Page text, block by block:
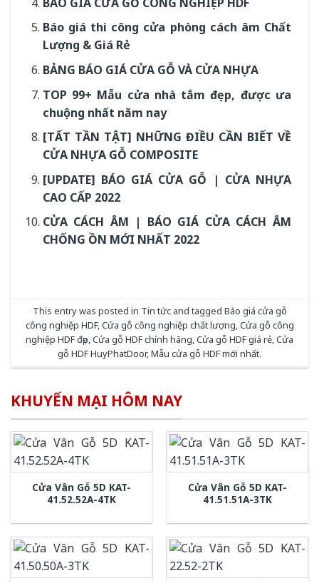
Báo giá thi công cửa phòng cách âm Chất
Lượng & Giá Rẻ
BẢNG BÁO GIÁ CỬA GỖ VÀ CỬA NHỰA
TOP 99+ Mẫu cửa nhà tắm đẹp, được ưa
chuộng nhất năm nay
[TẤT TẦN TẬT] NHỮNG ĐIỀU CẦN BIẾT VỀ
CỬA NHỰA GỖ COMPOSITE
[UPDATE] BÁO GIÁ CỬA GỖ | CỬA NHỰA
CAO CẤP 2022
CỬA CÁCH ÂM | BÁO GIÁ CỬA CÁCH ÂM
CHỐNG ỒN MỚI NHẤT 2022
This entry was posted in Tin tứcand tagged Báo giá cửa gỗ
công nghiệp HDF,Cửa gỗ công nghiệp chất lượng,Cửa gỗ công
nghiệp HDF đẹp,Cửa gỗ HDF chính hãng,Cửa gỗ HDF giá rẻ,Cửa
gỗ HDF HuyPhatDoor,Mẫu cửa gỗ HDF mới nhất.
KHUYẾN MẠI HÔM NAY
Cửa Vân Gỗ 5D KAT-
41.52.52A-4TK
Cửa Vân Gỗ 5D KAT-
41.51.51A-3TK